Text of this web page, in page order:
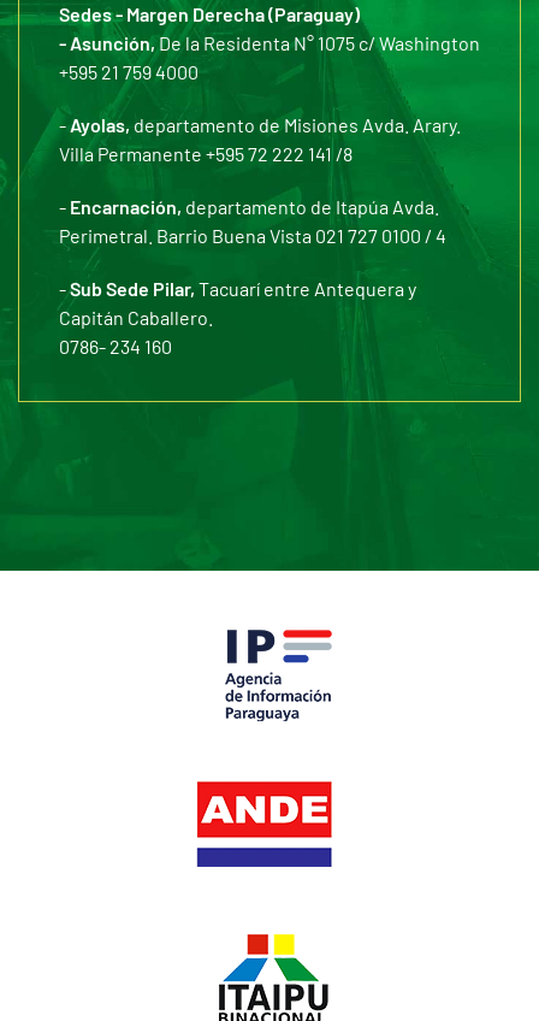
Sedes - Margen Derecha (Paraguay)
- Asunción,De la Residenta N° 1075 c/ Washington
+595 21 759 4000
-Ayolas, departamento de Misiones Avda. Arary.
Villa Permanente +595 72 222 141 /8
- Encarnación, departamento de Itapúa Avda.
Perimetral. Barrio Buena Vista 021 727 0100 / 4
-Sub Sede Pilar, Tacuarí entre Antequera y
Capitán Caballero.
0786- 234 160